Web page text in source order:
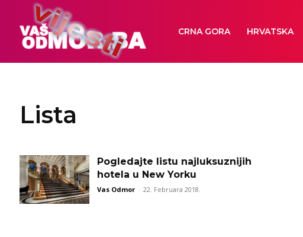
CRNA GORA HRVATSKA
Lista
Pogledajte listu najluksuznijih
hotela u New Yorku
Vas Odmor - 22. Februara 2018.